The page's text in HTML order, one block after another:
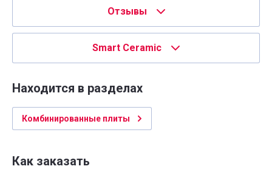
Отзывы
Smart Ceramic
Находится в разделах
Комбинированные плиты
Как заказать